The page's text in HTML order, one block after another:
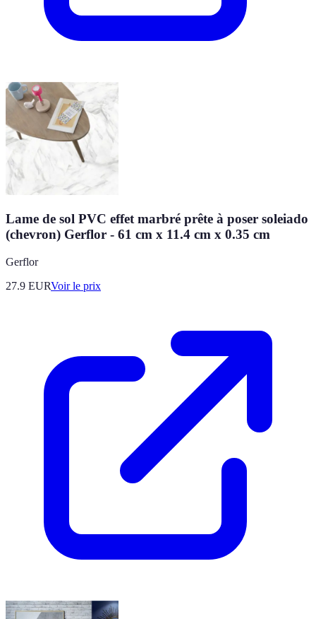
Lame de sol PVC effet marbré prête à poser soleiado
(chevron) Gerflor - 61 cm x 11.4 cm x 0.35 cm
Gerflor
27.9 EURVoir le prix